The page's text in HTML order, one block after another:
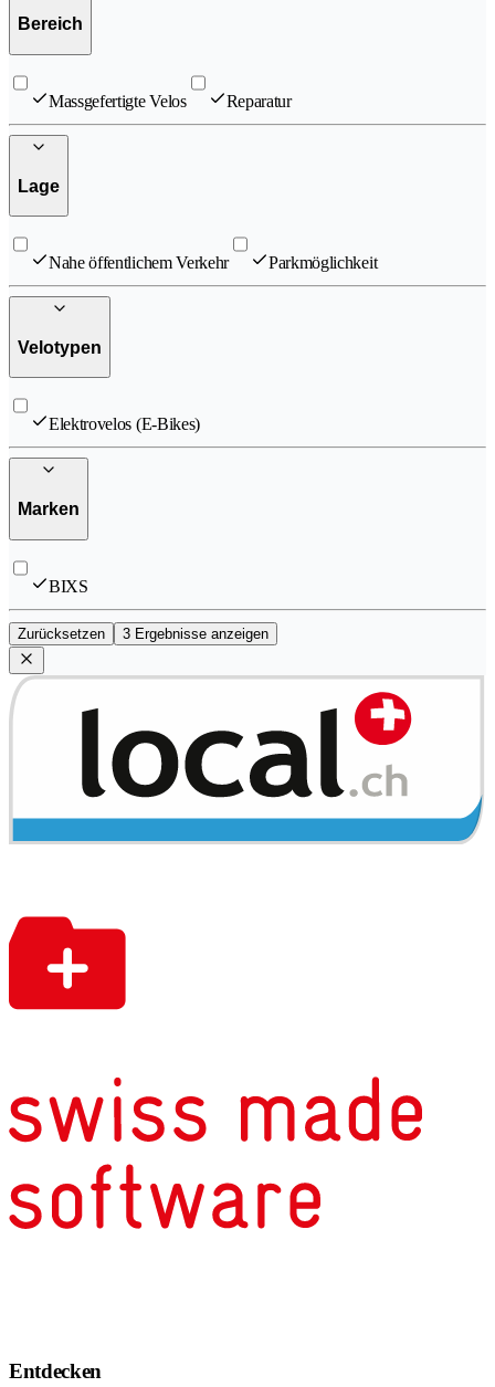
Bereich
Massgefertigte Velos Reparatur
Lage
Nahe öffentlichem Verkehr Parkmöglichkeit
Velotypen
Elektrovelos (E-Bikes)
Marken
BIXS
Zurücksetzen 3 Ergebnisse anzeigen
Entdecken